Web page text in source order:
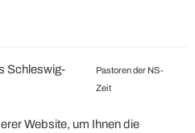
Schleswig-
Pastoren der NS-
Zeit
Website, um Ihnen die